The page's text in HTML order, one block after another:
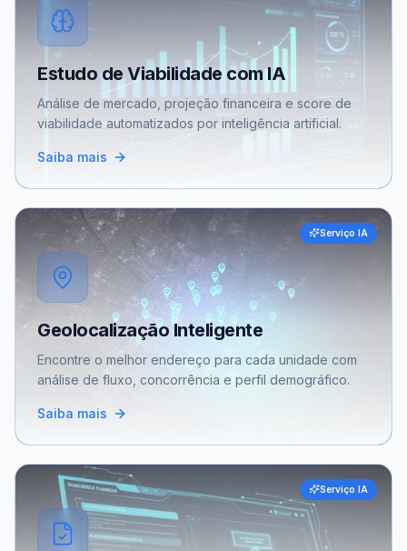
Estudo de Viabilidade com IA
Análise de mercado, projeção financeira e score de
viabilidade automatizados por inteligência artificial.
Saiba mais
Serviço IA
Geolocalização Inteligente
Encontre o melhor endereço para cada unidade com
análise de fluxo, concorrência e perfil demográfico.
Saiba mais
Serviço IA